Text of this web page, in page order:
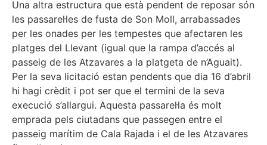
Una altra estructura que està pendent de reposar són
les passarel·les de fusta de Son Moll, arrabassades
per les onades per les tempestes que afectaren les
platges del Llevant (igual que la rampa d’accés al
passeig de les Atzavares a la platgeta de n’Aguait).
Per la seva licitació estan pendents que dia 16 d’abril
hi hagi crèdit i pot ser que el termini de la seva
execució s’allargui. Aquesta passarel·la és molt
emprada pels ciutadans que passegen entre el
passeig marítim de Cala Rajada i el de les Atzavares